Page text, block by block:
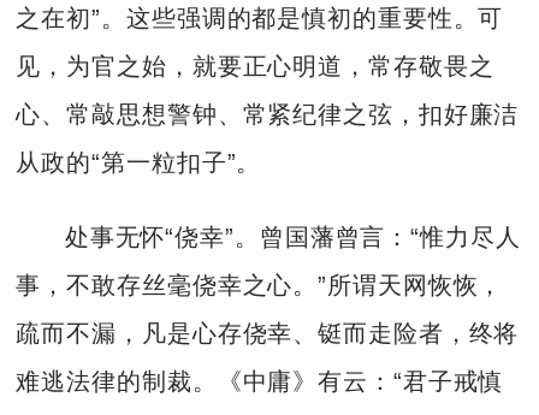
之在初”。这些强调的都是慎初的重要性。可
见，为官之始，就要正心明道，常存敬畏之
心、常敲思想警钟、常紧纪律之弦，扣好廉洁
从政的“第一粒扣子”。
处事无怀“侥幸”。曾国藩曾言：“惟力尽人
事，不敢存丝毫侥幸之心。”所谓天网恢恢，
疏而不漏，凡是心存侥幸、铤而走险者，终将
难逃法律的制裁。《中庸》有云：“君子戒慎